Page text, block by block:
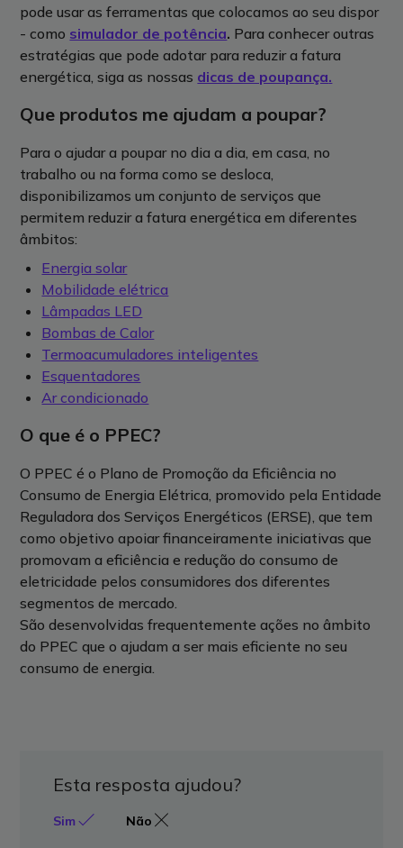
pode usar as ferramentas que colocamos ao seu dispor
- como simulador de potência. Para conhecer outras
estratégias que pode adotar para reduzir a fatura
energética, siga as nossas dicas de poupança.
Que produtos me ajudam a poupar?
Para o ajudar a poupar no dia a dia, em casa, no
trabalho ou na forma como se desloca,
disponibilizamos um conjunto de serviços que
permitem reduzir a fatura energética em diferentes
âmbitos:
Energia solar
Mobilidade elétrica
Lâmpadas LED
Bombas de Calor
Termoacumuladores inteligentes
Esquentadores
Ar condicionado
O que é o PPEC?
O PPEC é o Plano de Promoção da Eficiência no
Consumo de Energia Elétrica, promovido pela Entidade
Reguladora dos Serviços Energéticos (ERSE), que tem
como objetivo apoiar financeiramente iniciativas que
promovam a eficiência e redução do consumo de
eletricidade pelos consumidores dos diferentes
segmentos de mercado.
São desenvolvidas frequentemente ações no âmbito
do PPEC que o ajudam a ser mais eficiente no seu
consumo de energia.
Esta resposta ajudou?
Sim Não